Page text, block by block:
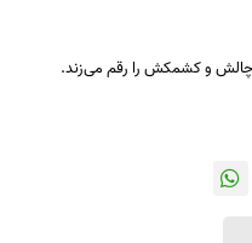
چالش و کشمکش را رقم می‌زند.